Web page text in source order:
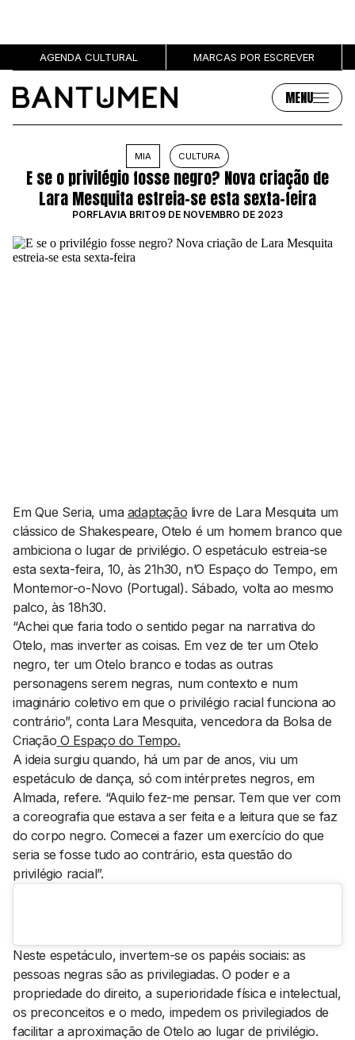
AGENDA CULTURAL MARCAS POR ESCREVER
MENU
MÚSICA
SOCIEDADE
GRL PWR
Sobre
SOBRE NÓS
PUBLICIDADE
MARCAS
Contactos
EMAIL
GERAL@BANTUMEN.COM
WHATSAPP
+351 912 127 577
Pesquisar
MIA CULTURA
E se o privilégio fosse negro? Nova criação de
Lara Mesquita estreia-se esta sexta-feira
PORFLÁVIA BRITO9 DE NOVEMBRO DE 2023
Em Que Seria, uma adaptação livre de Lara Mesquita um
clássico de Shakespeare, Otelo é um homem branco que
ambiciona o lugar de privilégio. O espetáculo estreia-se
esta sexta-feira, 10, às 21h30, n’O Espaço do Tempo, em
Montemor-o-Novo (Portugal). Sábado, volta ao mesmo
palco, às 18h30.
“Achei que faria todo o sentido pegar na narrativa do
Otelo, mas inverter as coisas. Em vez de ter um Otelo
negro, ter um Otelo branco e todas as outras
personagens serem negras, num contexto e num
imaginário coletivo em que o privilégio racial funciona ao
contrário”, conta Lara Mesquita, vencedora da Bolsa de
Criação O Espaço do Tempo.
A ideia surgiu quando, há um par de anos, viu um
espetáculo de dança, só com intérpretes negros, em
Almada, refere. “Aquilo fez-me pensar. Tem que ver com
a coreografia que estava a ser feita e a leitura que se faz
do corpo negro. Comecei a fazer um exercício do que
seria se fosse tudo ao contrário, esta questão do
privilégio racial”.
Neste espetáculo, invertem-se os papéis sociais: as
pessoas negras são as privilegiadas. O poder e a
propriedade do direito, a superioridade física e intelectual,
os preconceitos e o medo, impedem os privilegiados de
facilitar a aproximação de Otelo ao lugar de privilégio.